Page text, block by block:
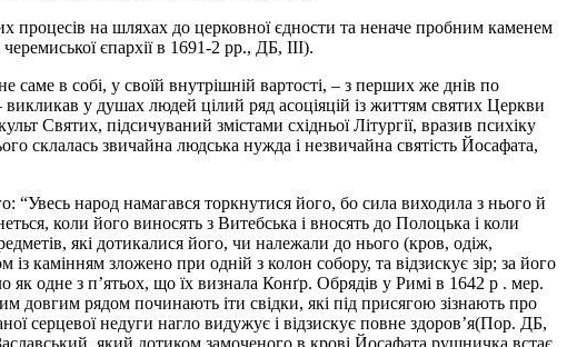
процесів на шляхах до церковної єдности та неначе пробним каменем
єпархії в 1691-2 рр., ДБ, III).
саме в собі, у своїй внутрішній вартості, – з перших же днів по
у душах людей цілий ряд асоціяцій із життям святих Церкви
Святих, підсичуваний змістами східньої Літургії, вразив психіку
склалась звичайна людська нужда і незвичайна святість Йосафата,
“Увесь народ намагався торкнутися його, бо сила виходила з нього й
коли його виносять з Витебська і вносять до Полоцька і коли
які дотикалися його, чи належали до нього (кров, одіж,
камінням зложено при одній з колон собору, та відзискує зір; за його
одне з п’ятьох, що їх визнала Конґр. Обрядів у Римі в 1642 р . мер.
довгим рядом починають іти свідки, які під присягою зізнають про
серцевої недуги нагло видужує і відзискує повне здоров’я(Пор. ДБ,
який дотиком замоченого в крові Йосафата рушничка встає